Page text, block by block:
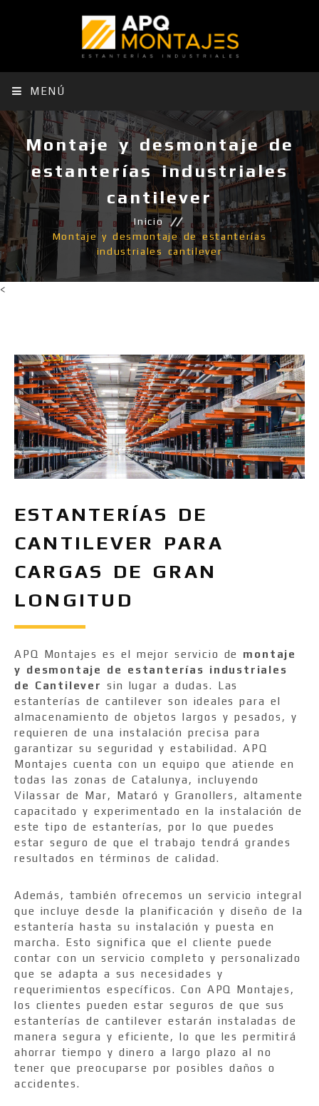
MENÚ
Montaje y desmontaje de
estanterías industriales
cantilever
Inicio
Montaje y desmontaje de estanterías
industriales cantilever
<
ESTANTERÍAS DE
CANTILEVER PARA
CARGAS DE GRAN
LONGITUD
APQ Montajes es el mejor servicio de montaje
y desmontaje de estanterías industriales
de Cantileversin lugar a dudas. Las
estanterías de cantilever son ideales para el
almacenamiento de objetos largos y pesados, y
requieren de una instalación precisa para
garantizar su seguridad y estabilidad. APQ
Montajes cuenta con un equipo que atiende en
todas las zonas de Catalunya, incluyendo
Vilassar de Mar, Mataró y Granollers, altamente
capacitado y experimentado en la instalación de
este tipo de estanterías, por lo que puedes
estar seguro de que el trabajo tendrá grandes
resultados en términos de calidad.
Además, también ofrecemos un servicio integral
que incluye desde la planificación y diseño de la
estantería hasta su instalación y puesta en
marcha. Esto significa que el cliente puede
contar con un servicio completo y personalizado
que se adapta a sus necesidades y
requerimientos específicos. Con APQ Montajes,
los clientes pueden estar seguros de que sus
estanterías de cantilever estarán instaladas de
manera segura y eficiente, lo que les permitirá
ahorrar tiempo y dinero a largo plazo al no
tener que preocuparse por posibles daños o
accidentes.